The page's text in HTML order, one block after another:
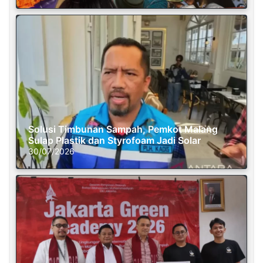
Solusi Timbunan Sampah, Pemkot Malang
Sulap Plastik dan Styrofoam Jadi Solar
30/07/2026